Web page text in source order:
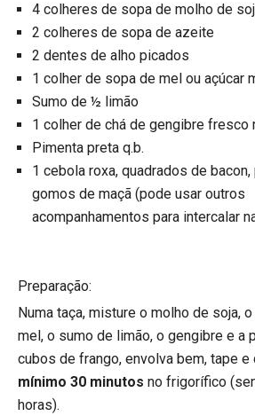
4 colheres de sopa de molho de
2 colheres de sopa de azeite
2 dentes de alho picados
1 colher de sopa de mel ou açúcar
Sumo de ½ limão
1 colher de chá de gengibre fresco
Pimenta preta q.b.
1 cebola roxa, quadrados de
gomos de maçã (pode usar outros
acompanhamentos para intercalar
Preparação:
Numa taça, misture o molho de soja,
mel, o sumo de limão, o gengibre e a
cubos de frango, envolva bem, tape e
mínimo 30 minutos no frigorífico
horas).